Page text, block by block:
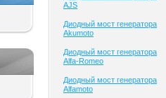
AJS
Диодный мост генератора
Akumoto
Диодный мост генератора
Alfa-Romeo
Диодный мост генератора
Alfamoto